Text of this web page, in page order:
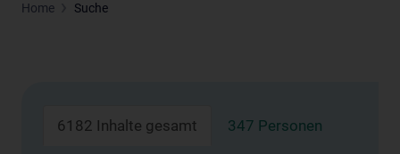
Home Suche
6182 Inhalte gesamt 347 Personen